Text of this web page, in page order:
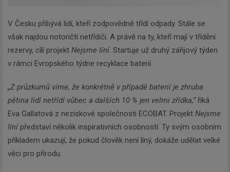
V Česku přibývá lidí, kteří zodpovědně třídí odpady. Stále se
však najdou notoričtí netřídiči. A právě na ty, kteří mají v třídění
rezervy, cílí projekt Nejsme líní. Startuje už druhý zářijový týden
v rámci Evropského týdne recyklace baterií.
„Z průzkumů víme, že konkrétně v případě baterií je zhruba
pětina lidí netřídí vůbec a dalších 10 % jen velmi zřídka,“říká
Eva Gallatová z neziskové společnosti ECOBAT. Projekt Nejsme
línípředstaví několik inspirativních osobností. Ty svým osobním
příkladem ukazují, že pokud člověk není líný, dokáže udělat velké
věci pro přírodu.